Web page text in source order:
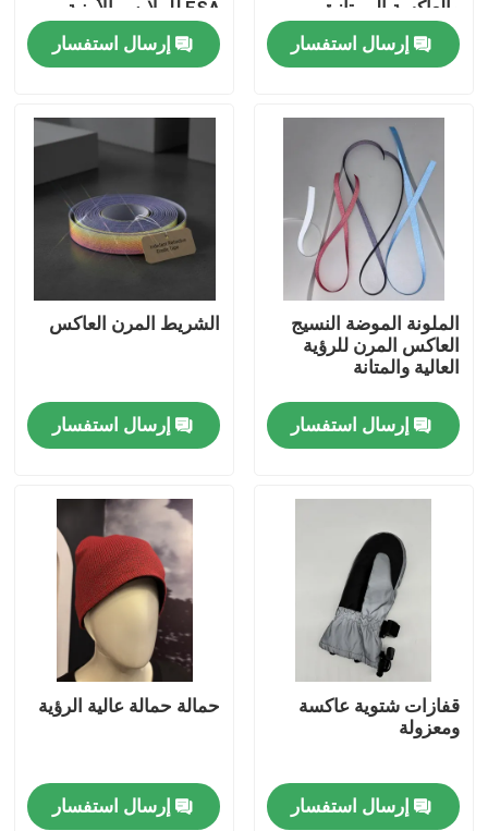
منزل
المنتجات
حول بنا
جولة في المعمل
اتصل بنا
جميع القضايا
نسيج عاكس
والعاكسة الممتازة
للمنسوجات عالية الرؤية
إرسال استفسار
ESA للملابس الأمنية
إرسال استفسار
الملونة الموضة النسيج
العاكس المرن للرؤية
العالية والمتانة
إرسال استفسار
الشريط المرن العاكس
إرسال استفسار
قفازات شتوية عاكسة
ومعزولة
إرسال استفسار
حمالة حمالة عالية الرؤية
إرسال استفسار